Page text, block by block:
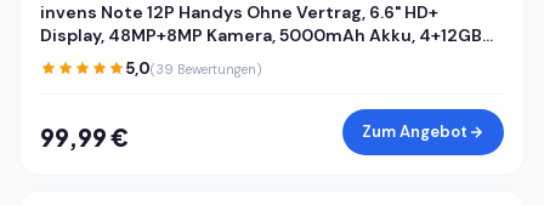
invens Note 12P Handys Ohne Vertrag, 6.6" HD+
Display, 48MP+8MP Kamera, 5000mAh Akku, 4+12GB
RAM 128GB ROM, Android 15 günstiges Smartphone,
Dual SIM Handy + TF, Face ID/Fingerabdruck, Cyberblau
5,0(39 Bewertungen)
99,99 € Zum Angebot